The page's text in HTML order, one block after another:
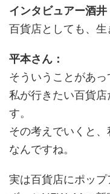
インタビュアー酒井
百貨店としても、生
平本さん：
そういうことがあ
私が行きたい百貨
す。
その考えでいくと、
なんですね。
実は百貨店にポップ